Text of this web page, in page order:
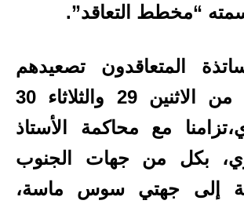
“مخطط التعاقد”.
المتعاقدون تصعيدهم
من الاثنين
29 والثلاثاء 30
،تزامنا مع محاكمة الأستاذ
بكل من جهات الجنوب
إلى جهتي سوس ماسة،